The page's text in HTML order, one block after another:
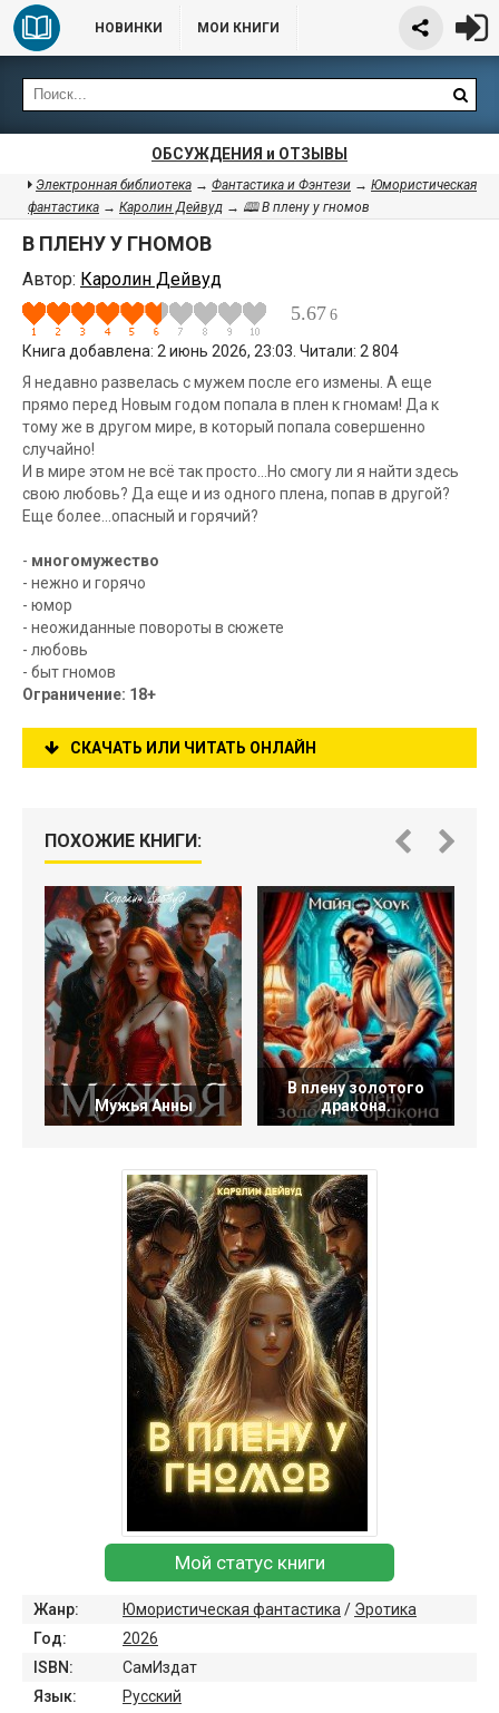
НОВИНКИ МОИ КНИГИ
ОБСУЖДЕНИЯ и ОТЗЫВЫ
Электронная библиотека → Фантастика и Фэнтези → Юмористическая
фантастика → Каролин Дейвуд → 🕮 В плену у гномов
В ПЛЕНУ У ГНОМОВ
Автор: Каролин Дейвуд
5.67 6
Книга добавлена: 2 июнь 2026, 23:03. Читали: 2 804
Я недавно развелась с мужем после его измены. А еще
прямо перед Новым годом попала в плен к гномам! Да к
тому же в другом мире, в который попала совершенно
случайно!
И в мире этом не всё так просто...Но смогу ли я найти здесь
свою любовь? Да еще и из одного плена, попав в другой?
Еще более...опасный и горячий?
- многомужество
- нежно и горячо
- юмор
- неожиданные повороты в сюжете
- любовь
- быт гномов
Ограничение: 18+
СКАЧАТЬ ИЛИ ЧИТАТЬ ОНЛАЙН
ПОХОЖИЕ КНИГИ:
Мужья Анны
В плену золотого
дракона.
Мой статус книги
Жанр: Юмористическая фантастика / Эротика
Год:
2026
ISBN:
СамИздат
Язык:
Русский